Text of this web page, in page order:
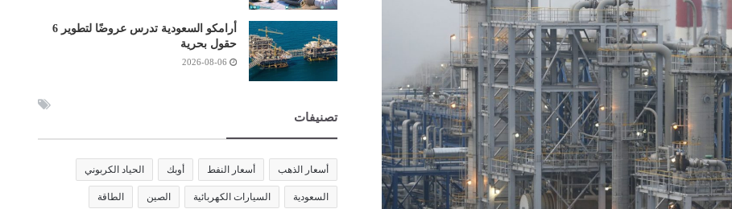
أرامكو السعودية تدرس عروضًا لتطوير 6
حقول بحرية
2026-08-06
تصنيفات
أسعار الذهب أسعار النفط أوبك الحياد الكربوني
السعودية السيارات الكهربائية الصين الطاقة